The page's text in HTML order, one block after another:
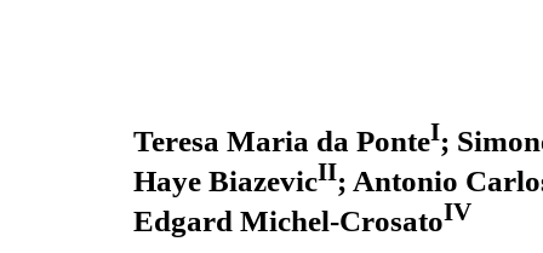
Teresa Maria da PonteI;
Haye BiazevicII; Antonio
Edgard Michel-CrosatoIV